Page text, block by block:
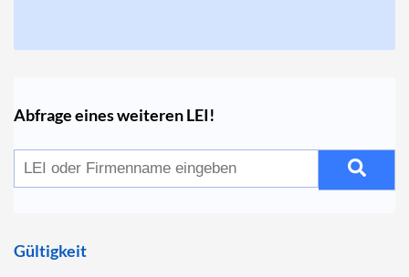
Abfrage eines weiteren LEI!
Gültigkeit